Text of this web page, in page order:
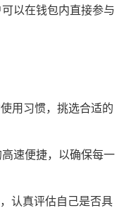
以在钱包内直接参与
用习惯，挑选合适的
速便捷，以确保每一
认真评估自己是否具